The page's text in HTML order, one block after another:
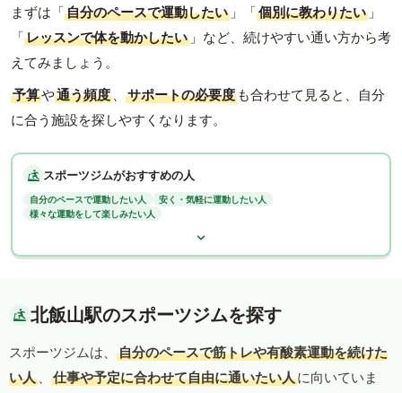
まずは「自分のペースで運動したい 」「個別に教わりたい 」
「レッスンで体を動かしたい 」など、続けやすい通い方から考
えてみましょう。
予算や通う頻度 、 サポートの必要度 も合わせて見ると、自分
に合う施設を探しやすくなります。
スポーツジムがおすすめの人
自分のペースで運動したい人
安く・気軽に運動したい人
様々な運動をして楽しみたい人
北飯山駅のスポーツジムを探す
スポーツジムは、
自分のペースで筋トレや有酸素運動を続けた
い人 、 仕事や予定に合わせて自由に通いたい人に向いていま